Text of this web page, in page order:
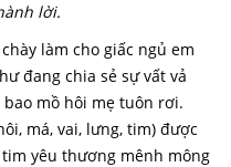
lời.
làm cho giấc ngủ em
đang chia sẻ sự vất vả
bao mồ hôi mẹ tuôn rơi.
má, vai, lưng, tim) được
yêu thương mênh mông